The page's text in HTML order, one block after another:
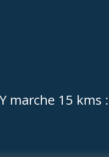
marche 15 kms :